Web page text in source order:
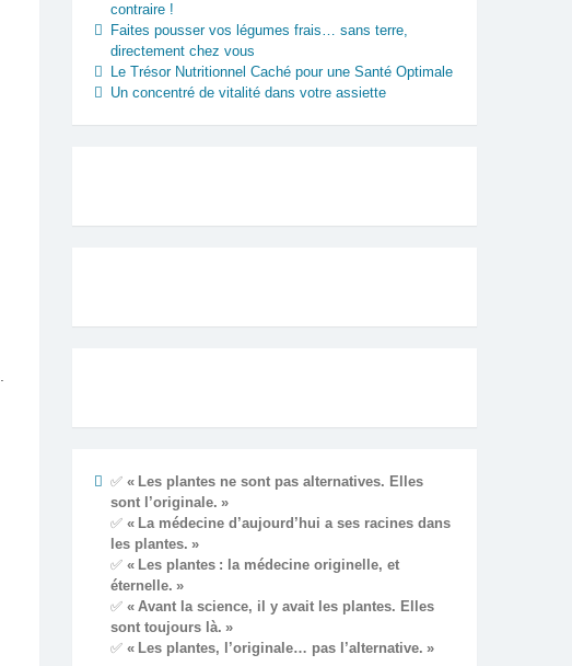
contraire !
Faites pousser vos légumes frais… sans terre,
directement chez vous
Le Trésor Nutritionnel Caché pour une Santé Optimale
Un concentré de vitalité dans votre assiette
✅ « Les plantes ne sont pas alternatives. Elles
sont l’originale. »
✅ « La médecine d’aujourd’hui a ses racines dans
les plantes. »
✅ « Les plantes : la médecine originelle, et
éternelle. »
✅ « Avant la science, il y avait les plantes. Elles
sont toujours là. »
✅ « Les plantes, l’originale… pas l’alternative. »